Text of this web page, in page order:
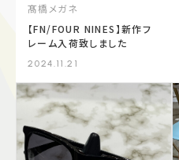
髙橋メガネ
【FN/FOUR NINES】新作フ
レーム入荷致しました
2024.11.21